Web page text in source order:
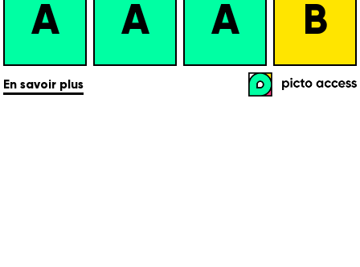
A A A B
En savoir plus